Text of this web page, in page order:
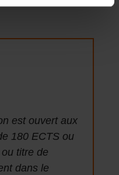
est ouvert aux
180 ECTS ou
titre de
dans le